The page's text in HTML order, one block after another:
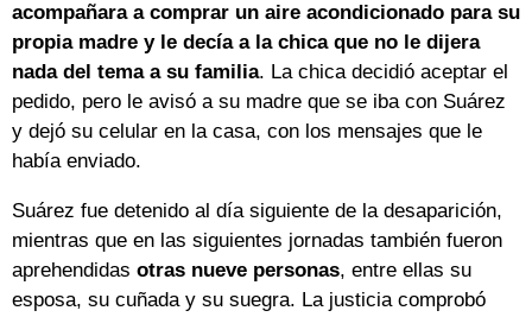
acompañara a comprar un aire acondicionado para su
propia madre y le decía a la chica que no le dijera
nada del tema a su familia. La chica decidió aceptar el
pedido, pero le avisó a su madre que se iba con Suárez
y dejó su celular en la casa, con los mensajes que le
había enviado.
Suárez fue detenido al día siguiente de la desaparición,
mientras que en las siguientes jornadas también fueron
aprehendidas otras nueve personas, entre ellas su
esposa, su cuñada y su suegra. La justicia comprobó